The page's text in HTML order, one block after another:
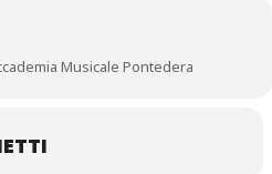
Musicale Pontedera